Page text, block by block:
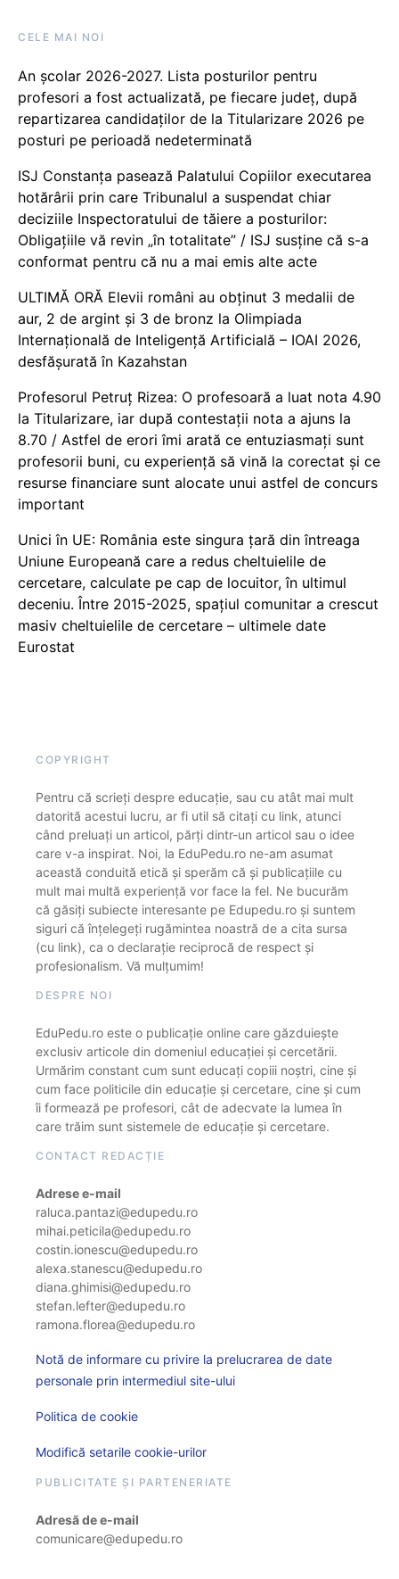
CELE MAI NOI
An școlar 2026-2027. Lista posturilor pentru
profesori a fost actualizată, pe fiecare județ, după
repartizarea candidaților de la Titularizare 2026 pe
posturi pe perioadă nedeterminată
ISJ Constanța pasează Palatului Copiilor executarea
hotărârii prin care Tribunalul a suspendat chiar
deciziile Inspectoratului de tăiere a posturilor:
Obligațiile vă revin „în totalitate” / ISJ susține că s-a
conformat pentru că nu a mai emis alte acte
ULTIMĂ ORĂ Elevii români au obținut 3 medalii de
aur, 2 de argint și 3 de bronz la Olimpiada
Internațională de Inteligență Artificială – IOAI 2026,
desfășurată în Kazahstan
Profesorul Petruț Rizea: O profesoară a luat nota 4.90
la Titularizare, iar după contestații nota a ajuns la
8.70 / Astfel de erori îmi arată ce entuziasmați sunt
profesorii buni, cu experiență să vină la corectat și ce
resurse financiare sunt alocate unui astfel de concurs
important
Unici în UE: România este singura țară din întreaga
Uniune Europeană care a redus cheltuielile de
cercetare, calculate pe cap de locuitor, în ultimul
deceniu. Între 2015-2025, spațiul comunitar a crescut
masiv cheltuielile de cercetare – ultimele date
Eurostat
COPYRIGHT
Pentru că scrieți despre educație, sau cu atât mai mult
datorită acestui lucru, ar fi util să citați cu link, atunci
când preluați un articol, părți dintr-un articol sau o idee
care v-a inspirat. Noi, la EduPedu.ro ne-am asumat
această conduită etică și sperăm că și publicațiile cu
mult mai multă experiență vor face la fel. Ne bucurăm
că găsiți subiecte interesante pe Edupedu.ro și suntem
siguri că înțelegeți rugămintea noastră de a cita sursa
(cu link), ca o declarație reciprocă de respect și
profesionalism. Vă mulțumim!
DESPRE NOI
EduPedu.ro este o publicație online care găzduiește
exclusiv articole din domeniul educației și cercetării.
Urmărim constant cum sunt educați copiii noștri, cine și
cum face politicile din educație și cercetare, cine și cum
îi formează pe profesori, cât de adecvate la lumea în
care trăim sunt sistemele de educație și cercetare.
CONTACT REDACȚIE
Adrese e-mail
raluca.pantazi@edupedu.ro
mihai.peticila@edupedu.ro
costin.ionescu@edupedu.ro
alexa.stanescu@edupedu.ro
diana.ghimisi@edupedu.ro
stefan.lefter@edupedu.ro
ramona.florea@edupedu.ro
Notă de informare cu privire la prelucrarea de date
personale prin intermediul site-ului
Politica de cookie
Modifică setarile cookie-urilor
PUBLICITATE ȘI PARTENERIATE
Adresă de e-mail
comunicare@edupedu.ro